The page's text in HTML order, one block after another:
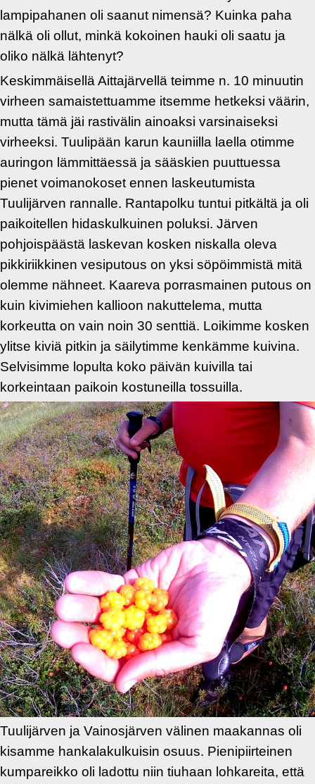
lampipahanen oli saanut nimensä? Kuinka paha
nälkä oli ollut, minkä kokoinen hauki oli saatu ja
oliko nälkä lähtenyt?
Keskimmäisellä Aittajärvellä teimme n. 10 minuutin
virheen samaistettuamme itsemme hetkeksi väärin,
mutta tämä jäi rastivälin ainoaksi varsinaiseksi
virheeksi. Tuulipään karun kauniilla laella otimme
auringon lämmittäessä ja sääskien puuttuessa
pienet voimanokoset ennen laskeutumista
Tuulijärven rannalle. Rantapolku tuntui pitkältä ja oli
paikoitellen hidaskulkuinen poluksi. Järven
pohjoispäästä laskevan kosken niskalla oleva
pikkiriikkinen vesiputous on yksi söpöimmistä mitä
olemme nähneet. Kaareva porrasmainen putous on
kuin kivimiehen kallioon nakuttelema, mutta
korkeutta on vain noin 30 senttiä. Loikimme kosken
ylitse kiviä pitkin ja säilytimme kenkämme kuivina.
Selvisimme lopulta koko päivän kuivilla tai
korkeintaan paikoin kostuneilla tossuilla.
Tuulijärven ja Vainosjärven välinen maakannas oli
kisamme hankalakulkuisin osuus. Pienipiirteinen
kumpareikko oli ladottu niin tiuhaan lohkareita, että